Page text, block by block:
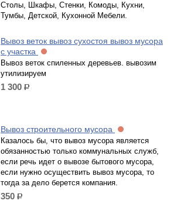
Столы, Шкафы, Стенки, Комоды, Кухни,
Тумбы, Детской, Кухонной Мебели.
Вывоз веток вывоз сухостоя вывоз мусора
с участка
Вывоз веток спиленных деревьев. вывозим
утилизируем
1 300 р.
Вывоз строительного мусора
Казалось бы, что вывоз мусора является
обязанностью только коммунальных служб,
если речь идет о вывозе бытового мусора,
если нужно осуществить вывоз мусора, то
тогда за дело берется компания.
350 р.